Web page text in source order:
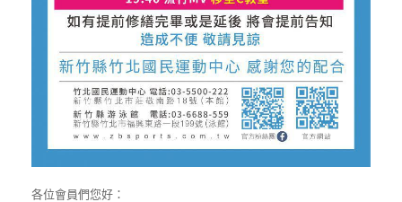
各位會員們您好：